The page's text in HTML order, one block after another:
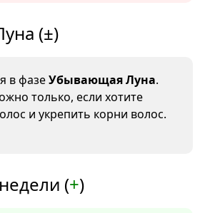
(±)
в фазеУбывающая Луна.
только, если хотите
и укрепить корни волос.
(+)